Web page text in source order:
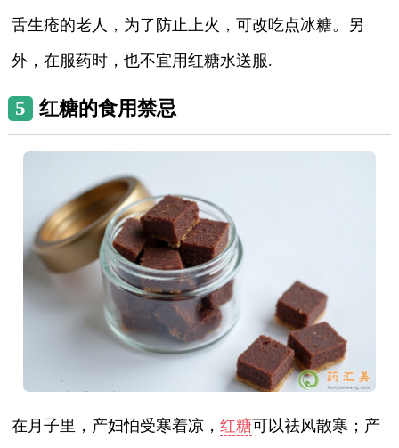
舌生疮的老人，为了防止上火，可改吃点冰糖。另
外，在服药时，也不宜用红糖水送服.
5 红糖的食用禁忌
在月子里，产妇怕受寒着凉，红糖可以祛风散寒；产